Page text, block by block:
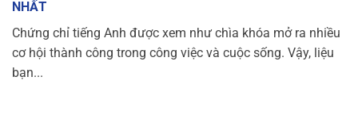
NHẤT
Chứng chỉ tiếng Anh được xem như chìa khóa mở ra nhiều
cơ hội thành công trong công việc và cuộc sống. Vậy, liệu
bạn...